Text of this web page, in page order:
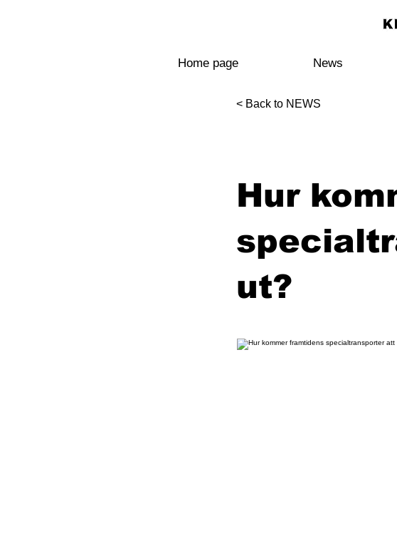
Home page News
< Back to NEWS
Hur
ut?